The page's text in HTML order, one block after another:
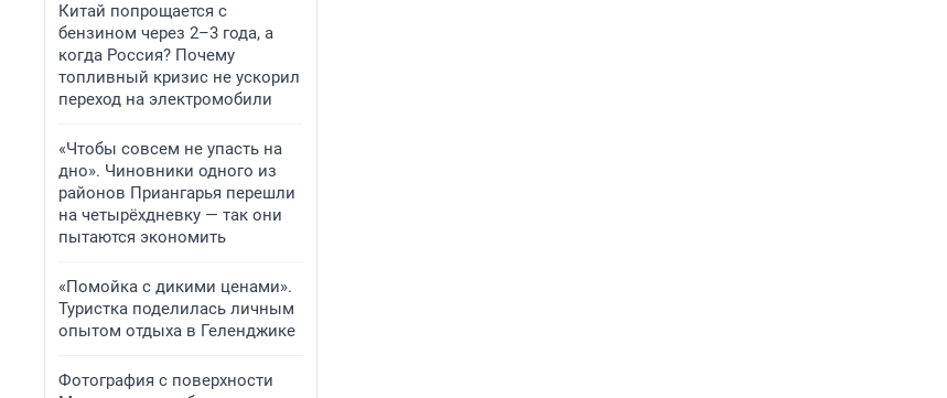
Китай попрощается с
бензином через 2–3 года, а
когда Россия? Почему
топливный кризис не ускорил
переход на электромобили
«Чтобы совсем не упасть на
дно». Чиновники одного из
районов Приангарья перешли
на четырёхдневку — так они
пытаются экономить
«Помойка с дикими ценами».
Туристка поделилась личным
опытом отдыха в Геленджике
Фотография с поверхности